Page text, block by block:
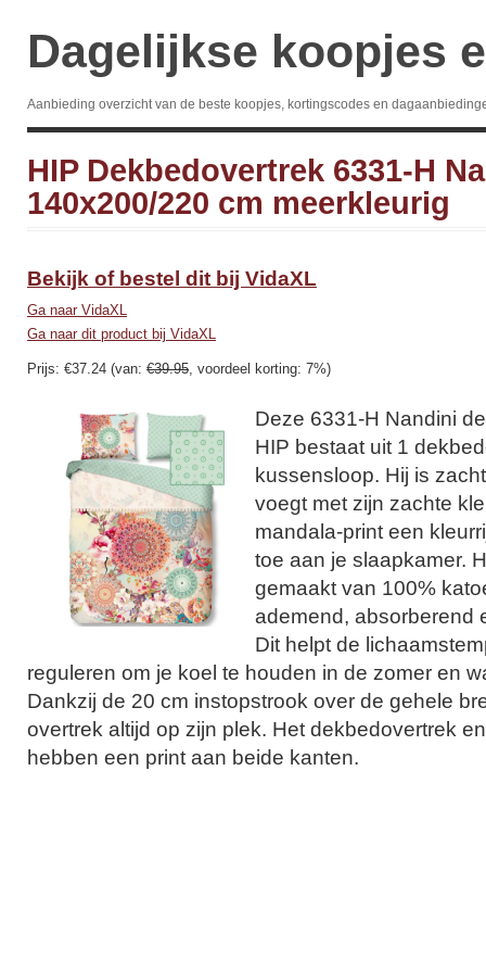
Dagelijkse koopjes
Aanbieding overzicht van de beste koopjes, kortingscodes en
HIP Dekbedovertrek 6331-H
140x200/220 cm meerkleurig
Bekijk of bestel dit bij VidaXL
Ga naar VidaXL
Ga naar dit product bij VidaXL
Prijs: €37.24 (van: €39.95, voordeel korting: 7%)
Deze 6331-H Nandini
HIP bestaat uit 1
kussensloop. Hij is
voegt met zijn zachte
mandala-print een
toe aan je slaapkamer.
gemaakt van 100%
ademend, absorberend
Dit helpt de
reguleren om je koel te houden in de zomer en
Dankzij de 20 cm instopstrook over de gehele
overtrek altijd op zijn plek. Het dekbedovertrek
hebben een print aan beide kanten.